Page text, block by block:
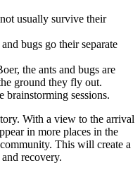
usually survive their
bugs go their separate
the ants and bugs are
ground they fly out.
brainstorming sessions.
With a view to the arrival
in more places in the
This will create a
recovery.